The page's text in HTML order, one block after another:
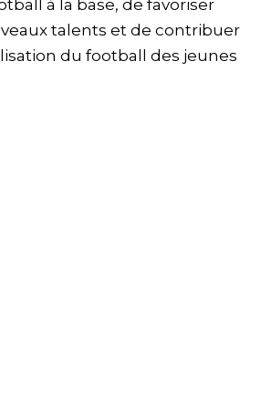
à la base, de favoriser
talents et de contribuer
du football des jeunes